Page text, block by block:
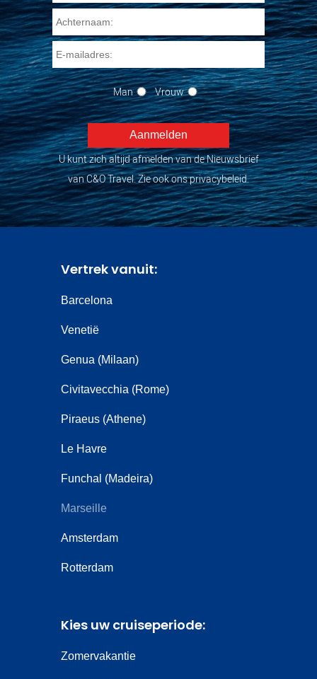
Man Vrouw
U kunt zich altijd afmelden van de Nieuwsbrief
van C&O Travel. Zie ook ons privacybeleid.
Vertrek vanuit:
Barcelona
Venetië
Genua (Milaan)
Civitavecchia (Rome)
Piraeus (Athene)
Le Havre
Funchal (Madeira)
Marseille
Amsterdam
Rotterdam
Kies uw cruiseperiode:
Zomervakantie